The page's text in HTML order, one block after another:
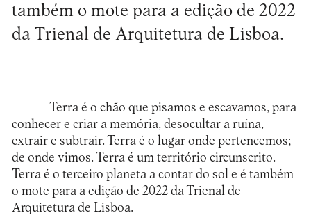
também o mote para a edição de 2022
da Trienal de Arquitetura de Lisboa.
Terra é o chão que pisamos e escavamos, para
conhecer e criar a memória, desocultar a ruína,
extrair e subtrair. Terra é o lugar onde pertencemos;
de onde vimos. Terra é um território circunscrito.
Terra é o terceiro planeta a contar do sol e é também
o mote para a edição de 2022 daTrienal de
Arquitetura de Lisboa.